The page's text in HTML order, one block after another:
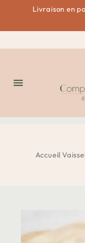
Livraison en

Accueil